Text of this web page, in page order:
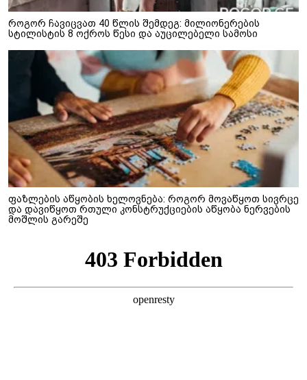
როგორ ჩავიცვათ 40 წლის შემდეგ: მილიონერების
სტილისტის 8 ოქროს წესი და აუცილებელი სამოსი
ფაზლების აწყობის ხელოვნება: როგორ მოვაწყოთ სივრცე
და დავიწყოთ რთული კონსტრუქციების აწყობა ნერვების
მოშლის გარეშე